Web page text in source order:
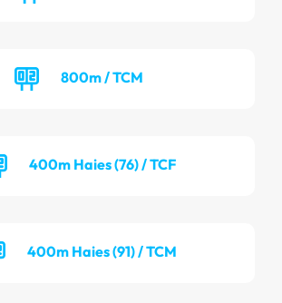
800m / TCM
400m Haies (76) / TCF
400m Haies (91) / TCM